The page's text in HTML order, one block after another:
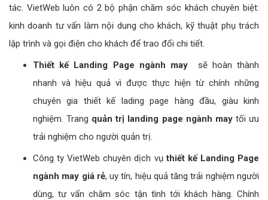
tác. VietWeb luôn có 2 bộ phận chăm sóc khách chuyên biệt:
kinh doanh tư vấn làm nội dung cho khách, kỹ thuật phụ trách
lập trình và gọi điện cho khách để trao đổi chi tiết.
Thiết kế Landing Page ngành may
sẽ hoàn thành
nhanh và hiệu quả vì được thực hiện từ chính những
chuyên gia thiết kế lading page hàng đầu, giàu kinh
nghiệm. Trang quản trị landing page ngành maytối ưu
trải nghiệm cho người quản trị.
Công ty VietWeb chuyên dịch vụthiết kế Landing Page
ngành may giá rẻ, uy tín, hiệu quả tăng trải nghiệm người
dùng, tư vấn chăm sóc tận tình tới khách hàng. Chính